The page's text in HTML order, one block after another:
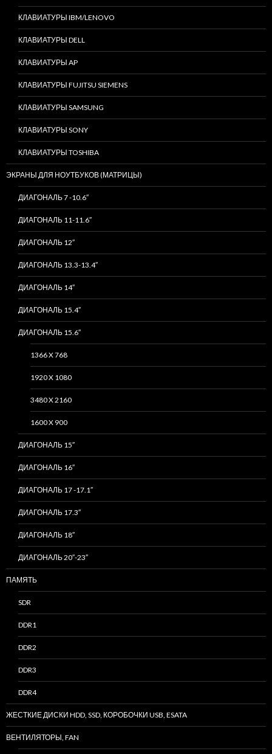
КЛАВИАТУРЫ IBM/LENOVO
КЛАВИАТУРЫ DELL
КЛАВИАТУРЫ AP
КЛАВИАТУРЫ FUJITSU SIEMENS
КЛАВИАТУРЫ SAMSUNG
КЛАВИАТУРЫ SONY
КЛАВИАТУРЫ TOSHIBA
ЭКРАНЫ ДЛЯ НОУТБУКОВ (МАТРИЦЫ)
ДИАГОНАЛЬ 7 -10.6″
ДИАГОНАЛЬ 11-11.6″
ДИАГОНАЛЬ 12″
ДИАГОНАЛЬ 13.3-13.4″
ДИАГОНАЛЬ 14″
ДИАГОНАЛЬ 15.4″
ДИАГОНАЛЬ 15.6″
1366 X 768
1920 X 1080
3480 X 2160
1600 X 900
ДИАГОНАЛЬ 15″
ДИАГОНАЛЬ 16″
ДИАГОНАЛЬ 17 -17.1″
ДИАГОНАЛЬ 17.3″
ДИАГОНАЛЬ 18″
ДИАГОНАЛЬ 20″-23″
ПАМЯТЬ
SDR
DDR1
DDR2
DDR3
DDR4
ЖЕСТКИЕ ДИСКИ HDD, SSD, КОРОБОЧКИ USB, ESATA
ВЕНТИЛЯТОРЫ, FAN